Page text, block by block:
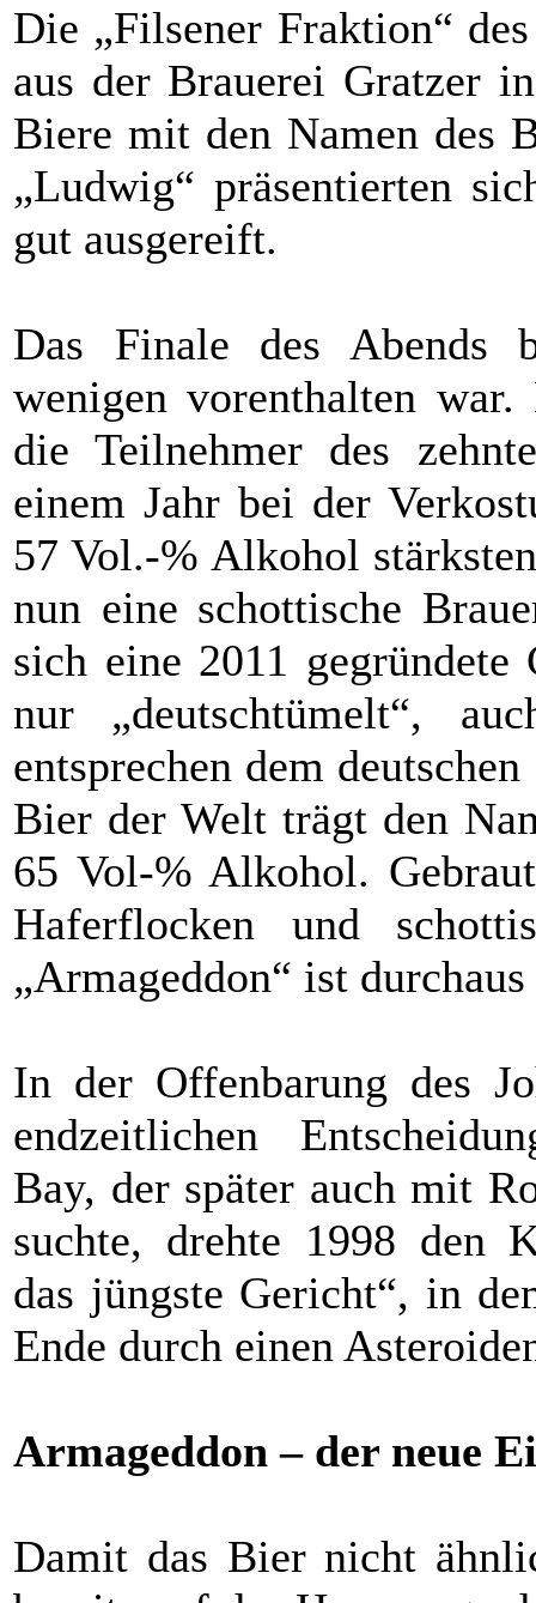
Die „Filsener Fraktion“
aus der Brauerei Gratzer
Biere mit den Namen des
„Ludwig“ präsentierten
gut ausgereift.
Das Finale des Abends
wenigen vorenthalten war.
die Teilnehmer des
einem Jahr bei der
57 Vol.-% Alkohol
nun eine schottische
sich eine 2011
nur „deutschtümelt“,
entsprechen dem
Bier der Welt trägt den
65 Vol-% Alkohol.
Haferflocken und
„Armageddon“ ist
In der Offenbarung des
endzeitlichen
Bay, der später auch mit
suchte, drehte 1998 den
das jüngste Gericht“, in
Ende durch einen
Armageddon – der neue
Damit das Bier nicht